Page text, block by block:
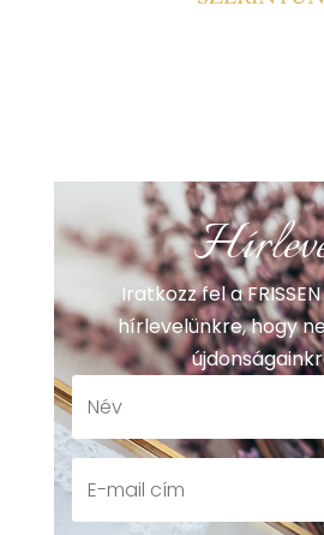
Iratkozz fel a FRISSEN
hírlevelünkre, hogy